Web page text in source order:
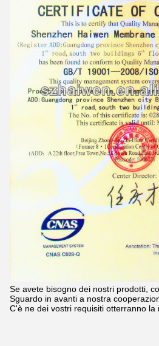
Se avete bisogno dei nostri prodotti,
Sguardo in avanti a nostra
C'è ne dei vostri requisiti otterranno la